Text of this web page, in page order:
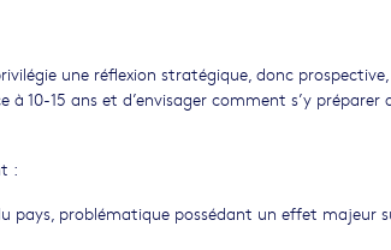
une réflexion stratégique, donc
10-15 ans et d’envisager comment s’y préparer
:
pays, problématique possédant un effet majeur